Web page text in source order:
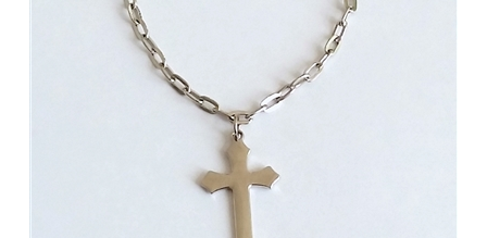
Sale
Gutscheine